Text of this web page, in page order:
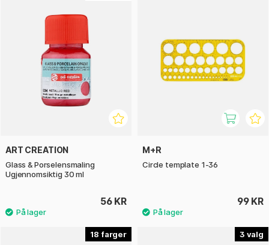
ART CREATION
Glass & Porselensmaling
Ugjennomsiktig 30 ml
56 KR
M+R
Circle template 1-36
99 KR
18 3